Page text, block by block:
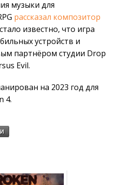
музыки для
рассказал композитор
известно, что игра
устройств и
партнёром студии Drop
Evil.
на 2023 год для
4.